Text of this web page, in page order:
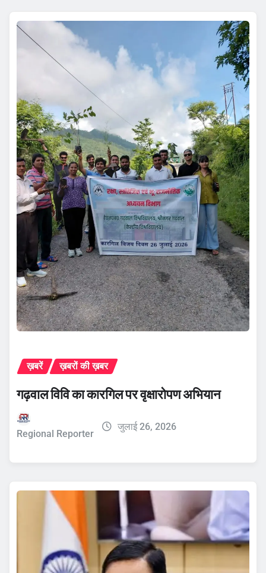
ख़बरें ख़बरों की ख़बर
गढ़वाल विवि का कारगिल पर वृक्षारोपण अभियान
Regional Reporter
जुलाई 26, 2026